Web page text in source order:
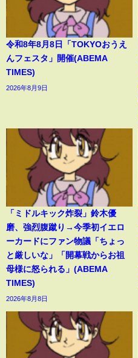
令和8年8月8日「TOKYOおうえ
んフェスタ」開催(ABEMA
TIMES)
2026年8月9日
「ミドルキック炸裂」鈴木優
磨、強烈腹蹴り→今季初イエロ
ーカードにファン物議「ちょっ
と厳しいな」「開幕戦からお祖
母様に怒られる」(ABEMA
TIMES)
2026年8月8日